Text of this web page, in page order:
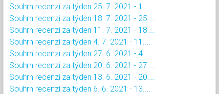
Souhrn recenzí za týden 25. 7. 2021 - 1....
Souhrn recenzí za týden 18. 7. 2021 - 25....
Souhrn recenzí za týden 11. 7. 2021 - 18....
Souhrn recenzí za týden 4. 7. 2021 - 11....
Souhrn recenzí za týden 27. 6. 2021 - 4....
Souhrn recenzí za týden 20. 6. 2021 - 27....
Souhrn recenzí za týden 13. 6. 2021 - 20....
Souhrn recenzí za týden 6. 6. 2021 - 13....